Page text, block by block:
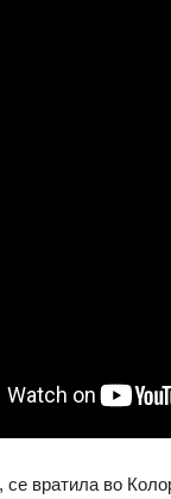
вратила во